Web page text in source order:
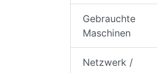
Gebrauchte
Maschinen
Netzwerk /